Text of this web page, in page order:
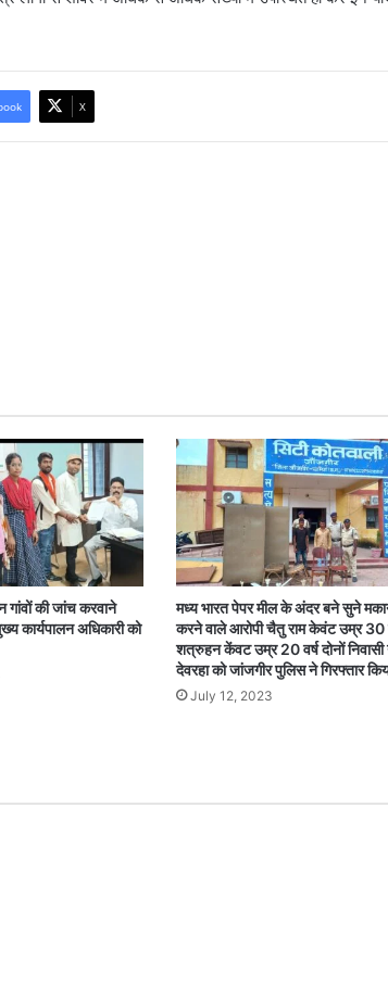
X
गांवों की जांच करवाने
कार्यपालन अधिकारी को
मध्य भारत पेपर मील के अंदर बने सुने
करने वाले आरोपी चैतु राम केवंट उम्र 30
शत्रुहन केंवट उम्र 20 वर्ष दोनों निवासी
देवरहा को जांजगीर पुलिस ने गिरफ्तार
July 12, 2023